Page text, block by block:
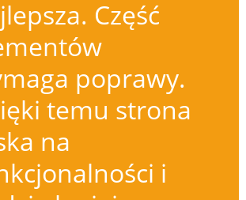
Część
poprawy.
temu strona
na
i